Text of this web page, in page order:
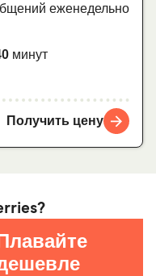
еженедельно
минут
Получить цену
Плавайте